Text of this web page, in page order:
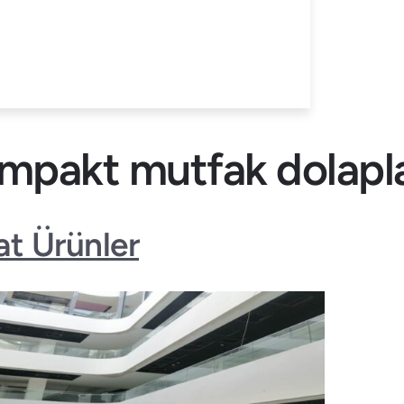
mutfak
Ürünler